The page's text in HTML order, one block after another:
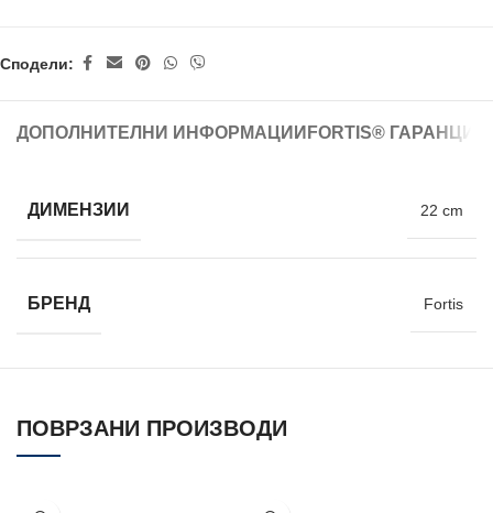
Сподели:
ДОПОЛНИТЕЛНИ ИНФОРМАЦИИ FORTIS®
ДИМЕНЗИИ 22 cm
БРЕНД Fortis
ПОВРЗАНИ ПРОИЗВОДИ